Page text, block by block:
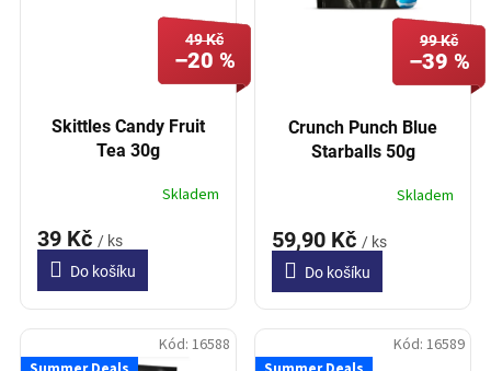
49 Kč
–20 %
Skittles Candy Fruit
Tea 30g
Skladem
39 Kč / ks
Do košíku
99 Kč
–39 %
Crunch Punch Blue
Starballs 50g
Skladem
59,90 Kč / ks
Do košíku
Kód: 16588 Kód: 16589